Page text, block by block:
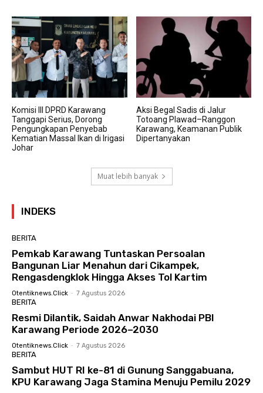
Komisi III DPRD Karawang
Tanggapi Serius, Dorong
Pengungkapan Penyebab
Kematian Massal Ikan di Irigasi
Johar
Aksi Begal Sadis di Jalur
Totoang Plawad–Ranggon
Karawang, Keamanan Publik
Dipertanyakan
Muat lebih banyak
INDEKS
BERITA
Pemkab Karawang Tuntaskan Persoalan
Bangunan Liar Menahun dari Cikampek,
Rengasdengklok Hingga Akses Tol Kartim
Otentiknews.click - 7 Agustus 2026
BERITA
Resmi Dilantik, Saidah Anwar Nakhodai PBI
Karawang Periode 2026–2030
Otentiknews.click - 7 Agustus 2026
BERITA
Sambut HUT RI ke-81 di Gunung Sanggabuana,
KPU Karawang Jaga Stamina Menuju Pemilu 2029